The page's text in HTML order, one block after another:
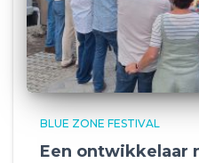
BLUE ZONE FESTIVAL
Een ontwikkelaar